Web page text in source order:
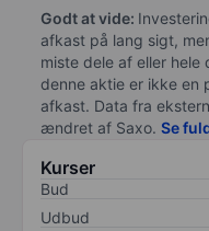
Godt at vide:
afkast på lang sigt,
miste dele af eller
denne aktie er ikke en
afkast. Data fra
ændret af Saxo. Se
Kurser
Bud
Udbud